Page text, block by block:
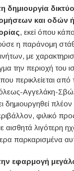
δημιουργία
και οδών
, εκεί όπου
η παράνομη
με
την περιοχή του
περικλείεται από
Αγγελάκη-
δημιουργηθεί
φιλικό
αισθητά λιγότερη
παρκαρισμένα
εφαρμογή